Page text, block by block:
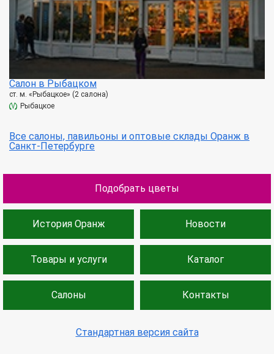
Салон в Рыбацком
ст. м. «Рыбацкое» (2 салона)
Рыбацкое
Все салоны, павильоны и оптовые склады Оранж в
Санкт-Петербурге
Подобрать цветы
История Оранж Новости
Товары и услуги Каталог
Салоны Контакты
Стандартная версия сайта